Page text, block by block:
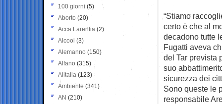
“Stiamo
certo è che al
decadono tutte
Fugatti aveva
del Tar prevista
suo
sicurezza dei
Sono queste le
responsabile
100 giorni (5)
Aborto (20)
Acca Larentia (2)
Alcool (3)
Alemanno (150)
Alfano (315)
Alitalia (123)
Ambiente (341)
AN (210)